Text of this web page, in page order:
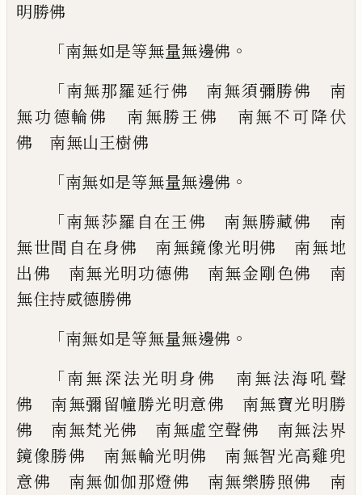
明勝佛
「南無如是等無量無邊佛 。
「南無那羅延行佛 南無須彌勝佛 南
無功德輪佛 南無勝王佛 南無不可降伏
佛 南無山王樹佛
「南無如是等無量無邊佛 。
「南無莎羅自在王佛 南無勝藏佛 南
無世間自在身佛 南無鏡像光明佛 南無地
出佛 南無光明功德佛 南無金剛色佛 南
無住持威德勝佛
「南無如是等無量無邊佛 。
「南無深法光明身佛 南無法海吼聲
佛 南無彌留幢勝光明意佛 南無寶光明勝
佛 南無梵光佛 南無虛空聲佛 南無法界
鏡像勝佛 南無輪光明佛 南無智光高雞兜
意佛 南無伽伽那燈佛 南無樂勝照佛
南